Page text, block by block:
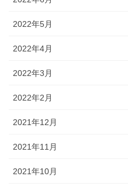
2022年5月
2022年4月
2022年3月
2022年2月
2021年12月
2021年11月
2021年10月